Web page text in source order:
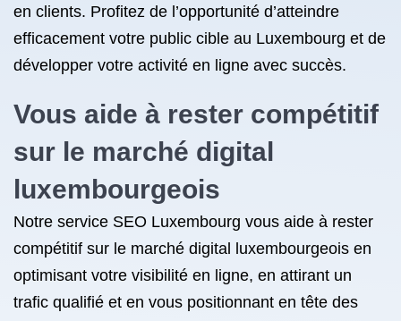
en clients. Profitez de l’opportunité d’atteindre
efficacement votre public cible au Luxembourg et de
développer votre activité en ligne avec succès.
Vous aide à rester compétitif
sur le marché digital
luxembourgeois
Notre service SEO Luxembourg vous aide à rester
compétitif sur le marché digital luxembourgeois en
optimisant votre visibilité en ligne, en attirant un
trafic qualifié et en vous positionnant en tête des